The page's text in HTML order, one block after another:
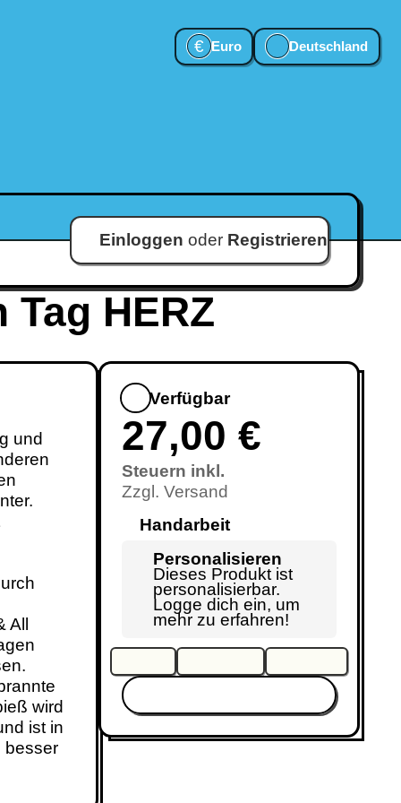
€ Euro Deutschland
Einloggen oder Registrieren
HERZ
und
wird
ist in
besser
Verfügbar
27,00 €
Steuern inkl.
Zzgl. Versand
Handarbeit
Personalisieren
Dieses Produkt ist
personalisierbar.
Logge dich ein, um
mehr zu erfahren!